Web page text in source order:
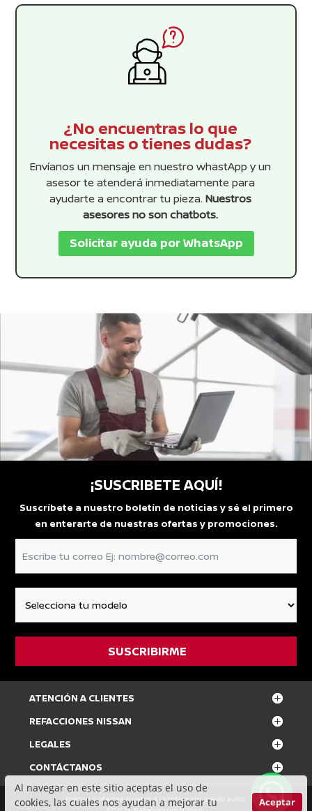
Al navegar en este sitio aceptas el uso de
cookies, las cuales nos ayudan a mejorar tu
Aceptar
¿No encuentras lo que
necesitas o tienes dudas?
Envíanos un mensaje en nuestro whastApp y un
asesor te atenderá inmediatamente para
ayudarte a encontrar tu pieza. Nuestros
asesores no son chatbots.
Solicitar ayuda por WhatsApp
¡SUSCRIBETE AQUÍ!
Suscríbete a nuestro boletín de noticias y sé el primero
en enterarte de nuestras ofertas y promociones.
ATENCIÓN A CLIENTES
REFACCIONES NISSAN
LEGALES
CONTÁCTANOS
Precios y ofertas sujetos a cambios sin previo aviso.